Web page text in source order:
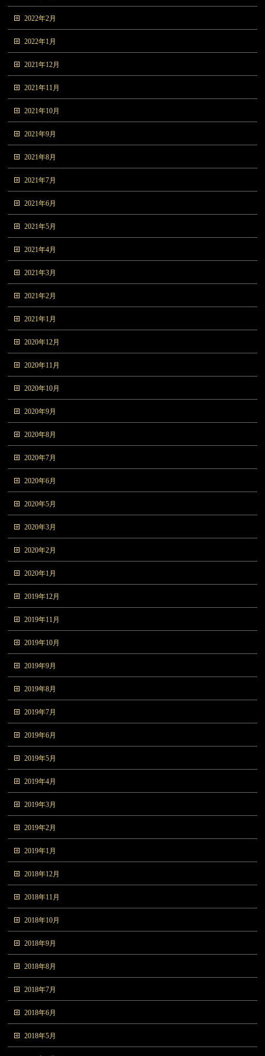
2022年2月
2022年1月
2021年12月
2021年11月
2021年10月
2021年9月
2021年8月
2021年7月
2021年6月
2021年5月
2021年4月
2021年3月
2021年2月
2021年1月
2020年12月
2020年11月
2020年10月
2020年9月
2020年8月
2020年7月
2020年6月
2020年5月
2020年3月
2020年2月
2020年1月
2019年12月
2019年11月
2019年10月
2019年9月
2019年8月
2019年7月
2019年6月
2019年5月
2019年4月
2019年3月
2019年2月
2019年1月
2018年12月
2018年11月
2018年10月
2018年9月
2018年8月
2018年7月
2018年6月
2018年5月